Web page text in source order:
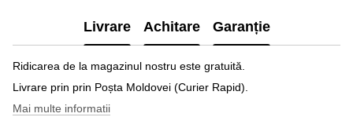
Livrare Achitare Garanție
Ridicarea de la magazinul nostru este gratuită.
Livrare prin prin Poșta Moldovei (Curier Rapid).
Mai multe informatii